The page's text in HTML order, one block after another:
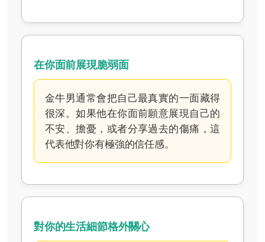
在你面前展現脆弱面
金牛男通常會把自己最真實的一面藏得
很深。如果他在你面前願意展現自己的
不安、擔憂，或者分享過去的傷痛，這
代表他對你有極強的信任感。
對你的生活細節格外關心